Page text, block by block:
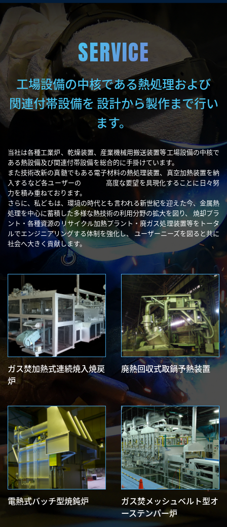
SERVICE
工場設備の中核である熱処理および
関連付帯設備を 設計から製作まで行い
ます。
当社は各種工業炉、乾燥装置、産業機械用搬送装置等工場設備の中核で
ある熱設備及び関連付帯設備を総合的に手掛けています。
また技術改新の真髄でもある電子材料の熱処理装置、真空加熱装置を納
入するなど各ユーザーの 高度な要望を具現化することに日々努
力を積み重ねております。
さらに、私どもは、環境の時代とも言われる新世紀を迎えた今、金属熱
処理を中心に蓄積した多様な熱技術の利用分野の拡大を図り、
焼却プラ
ント・各種資源のリサイクル加熱プラント・廃ガス処理装置等をトータ
ルでエンジニアリングする体制を強化し、
ユーザーニーズを図ると共に
社会へ大きく貢献します。
ガス焚加熱式連続焼入焼戻
炉
廃熱回収式取鍋予熱装置
電熱式バッチ型焼鈍炉
ガス焚メッシュベルト型オ
ーステンパー炉